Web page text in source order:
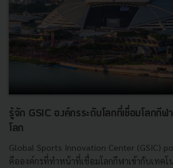
รู้จัก GSIC องค์กรระดับโลกที่เชื่อมโลกกีฬ
โลก
Global Sports Innovation Center (GSIC)
คือองค์กรที่ทำหน้าที่เชื่อมโลกกีฬาเข้ากับเทคโ